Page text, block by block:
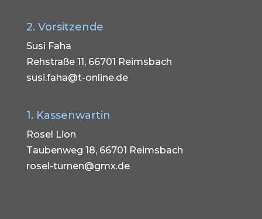
2. Vorsitzende
Susi Faha
Rehstraße 11, 66701 Reimsbach
susi.faha@t-online.de
1. Kassenwartin
Rosel Lion
Taubenweg 18, 66701 Reimsbach
rosel-turnen@gmx.de